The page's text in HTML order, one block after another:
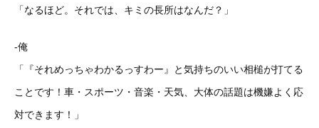
「なるほど。それでは、キミの長所はなんだ？」
-俺
「『それめっちゃわかるっすわー』と気持ちのいい相槌が打てる
ことです！車・スポーツ・音楽・天気、大体の話題は機嫌よく応
対できます！」